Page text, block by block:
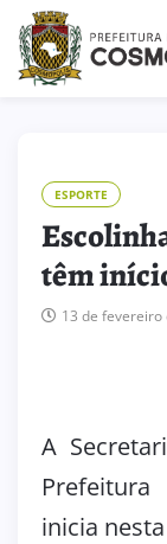
ESPORTE
têm
13 de fevereiro
A
inicia